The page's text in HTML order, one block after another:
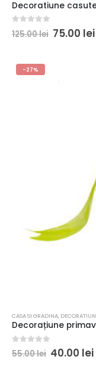
Decoratiune
125.00lei 75.00 lei
-27%
CASA SI GRADINA,
Decorațiune
0 out of 5
55.00lei 40.00 lei